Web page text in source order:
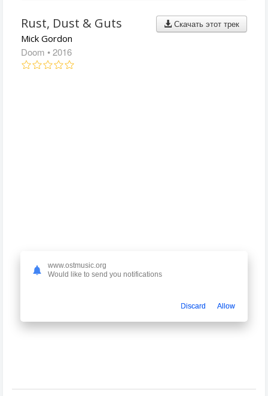
Скачать этот трек
Rust, Dust & Guts
Mick Gordon
Doom • 2016
www.ostmusic.org
Would like to send you notifications
Discard Allow